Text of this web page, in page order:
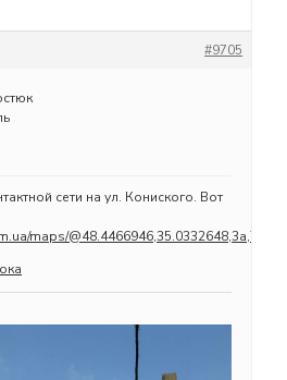
#9705
сети на ул. Кониского. Вот
maps/